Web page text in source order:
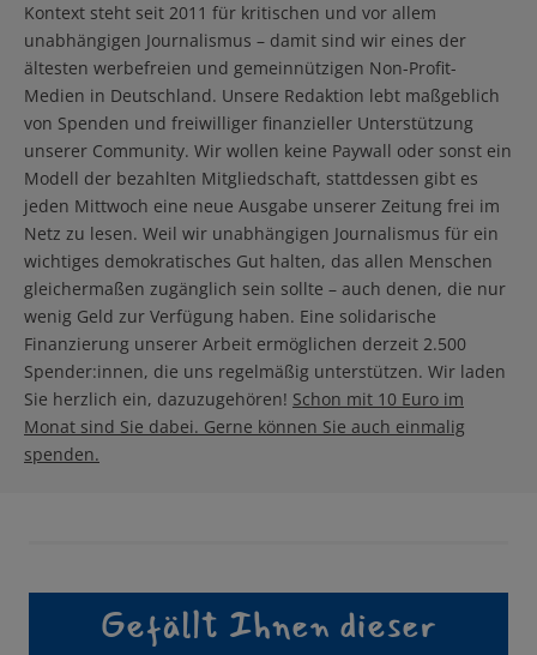
Kontext steht seit 2011 für kritischen und vor allem
unabhängigen Journalismus – damit sind wir eines der
ältesten werbefreien und gemeinnützigen Non-Profit-
Medien in Deutschland. Unsere Redaktion lebt maßgeblich
von Spenden und freiwilliger finanzieller Unterstützung
unserer Community. Wir wollen keine Paywall oder sonst ein
Modell der bezahlten Mitgliedschaft, stattdessen gibt es
jeden Mittwoch eine neue Ausgabe unserer Zeitung frei im
Netz zu lesen. Weil wir unabhängigen Journalismus für ein
wichtiges demokratisches Gut halten, das allen Menschen
gleichermaßen zugänglich sein sollte – auch denen, die nur
wenig Geld zur Verfügung haben. Eine solidarische
Finanzierung unserer Arbeit ermöglichen derzeit 2.500
Spender:innen, die uns regelmäßig unterstützen. Wir laden
Sie herzlich ein, dazuzugehören! Schon mit 10 Euro im
Monat sind Sie dabei. Gerne können Sie auch einmalig
spenden.
Gefällt Ihnen dieser